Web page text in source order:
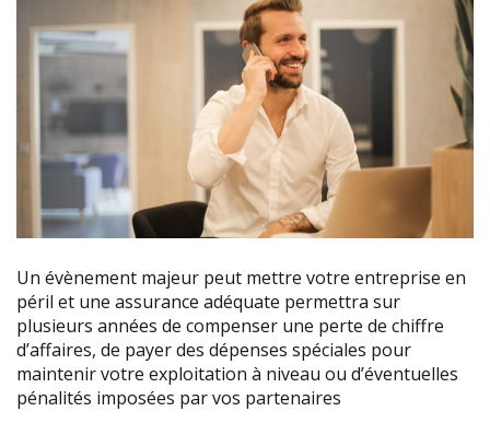
Un évènement majeur peut mettre votre entreprise en
péril et une assurance adéquate permettra sur
plusieurs années de compenser une perte de chiffre
d’affaires, de payer des dépenses spéciales pour
maintenir votre exploitation à niveau ou d’éventuelles
pénalités imposées par vos partenaires